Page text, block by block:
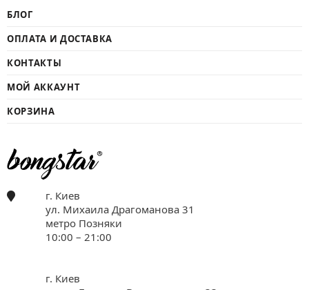
БЛОГ
ОПЛАТА И ДОСТАВКА
КОНТАКТЫ
МОЙ АККАУНТ
КОРЗИНА
г. Киев
ул. Михаила Драгоманова 31
метро Позняки
10:00 – 21:00
г. Киев